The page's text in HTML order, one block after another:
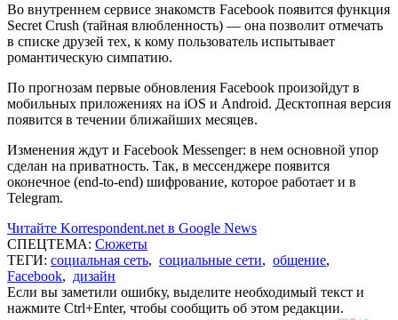
Во внутреннем сервисе знакомств Facebook появится функция
Secret Crush (тайная влюбленность) — она позволит отмечать
в списке друзей тех, к кому пользователь испытывает
романтическую симпатию.
По прогнозам первые обновления Facebook произойдут в
мобильных приложениях на iOS и Android. Десктопная версия
появится в течении ближайших месяцев.
Изменения ждут и Facebook Messenger: в нем основной упор
сделан на приватность. Так, в мессенджере появится
оконечное (end-to-end) шифрование, которое работает и в
Telegram.
Читайте Korrespondent.net в Google News
СПЕЦТЕМА: Сюжеты
ТЕГИ: социальная сеть, социальные сети, общение,
Facebook, дизайн
Если вы заметили ошибку, выделите необходимый текст и
нажмите Ctrl+Enter, чтобы сообщить об этом редакции.